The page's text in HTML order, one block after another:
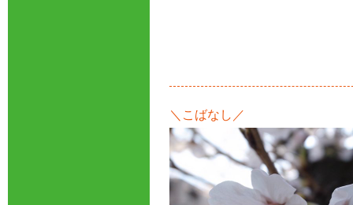
＼こばなし／